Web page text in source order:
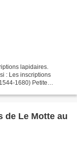
lapidaires.
: Les inscriptions
1680) Petite
de Le Motte au